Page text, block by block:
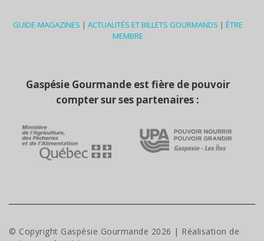
GUIDE-MAGAZINES | ACTUALITÉS ET BILLETS GOURMANDS | ÊTRE
MEMBRE
Gaspésie Gourmande est fière de pouvoir
compter sur ses partenaires :
© Copyright Gaspésie Gourmande 2026 | Réalisation de